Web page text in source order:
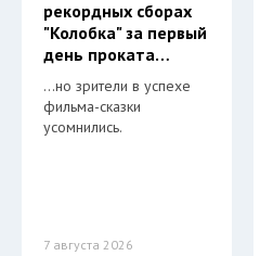
рекордных сборах
"Колобка" за первый
день проката…
…но зрители в успехе
фильма-сказки
усомнились.
7 августа 2026